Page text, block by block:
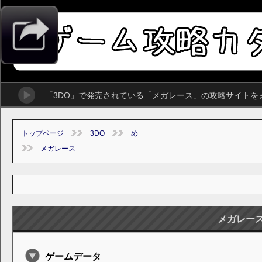
「3DO」で発売されている「メガレース」の攻略サイト
トップページ 3DO
め
メガレース
メガレー
ゲームデータ